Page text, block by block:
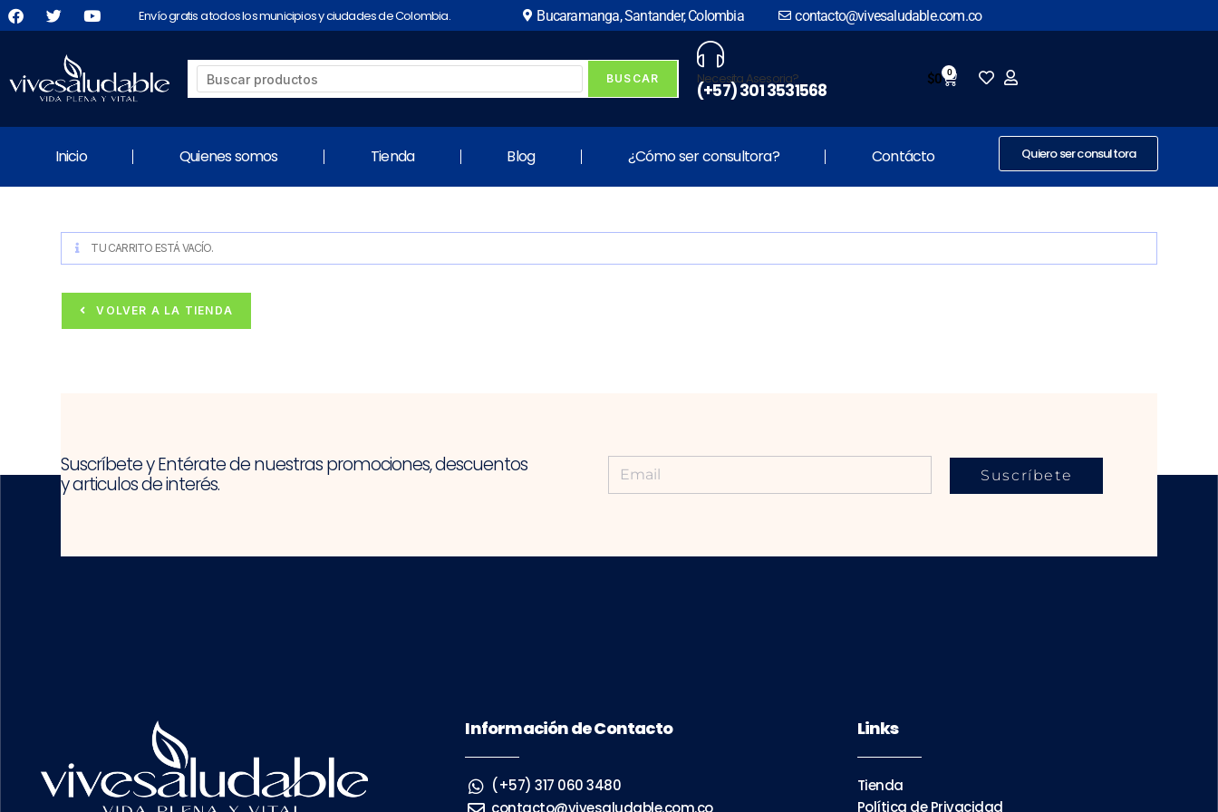
Envío gratis a todos los municipios y ciudades de Colombia. Bucaramanga, Santander, Colombia contacto@vivesaludable.com.co
Necesita Asesoria?
(+57) 301 3531568
$0 0
Inicio Quienes somos Tienda Blog ¿Cómo ser consultora? Contácto Quiero ser consultora
TU CARRITO ESTÁ VACÍO.
VOLVER A LA TIENDA
Suscríbete y Entérate de nuestras promociones, descuentos
y articulos de interés.
Suscríbete
Información de Contacto
(+57) 317 060 3480
Links
Tienda
Política de Privacidad